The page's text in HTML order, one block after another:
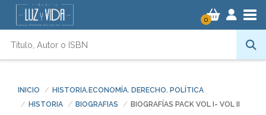
0
INICIO
HISTORIA.ECONOMÍA. DERECHO. POLÍTICA
HISTORIA
BIOGRAFIAS BIOGRAFÍAS PACK VOL I- VOL II